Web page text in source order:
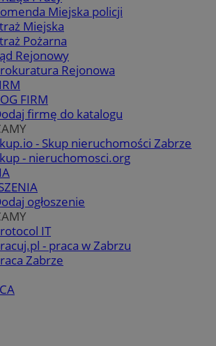
Miejska policji
Miejska
Pożarna
Rejonowy
Rejonowa
FIRM
firmę do katalogu
- Skup nieruchomości Zabrze
- nieruchomosci.org
ogłoszenie
IT
- praca w Zabrzu
Zabrze